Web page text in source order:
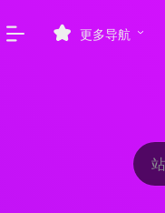
更多导航